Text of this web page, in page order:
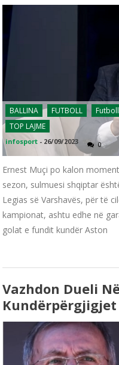
BALLINA FUTBOLL
TOP LAJME
infosport - 26/09/2023 0
Ernest Muçi po kalon
sezon, sulmuesi shqiptar
Legias së Varshavës, për të
kampionat, ashtu edhe në
golat e fundit kundër Aston
Vazhdon Dueli
Kundërpërgjigjet